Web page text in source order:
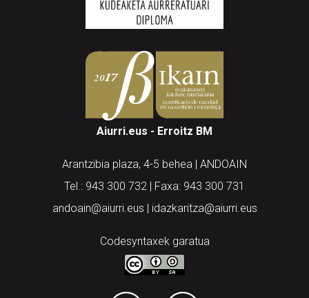
Aiurri.eus - Erroitz BM
Arantzibia plaza, 4-5 behea | ANDOAIN
Tel.: 943 300 732 | Faxa: 943 300 731
andoain@aiurri.eus | idazkaritza@aiurri.eus
Codesyntaxek garatua